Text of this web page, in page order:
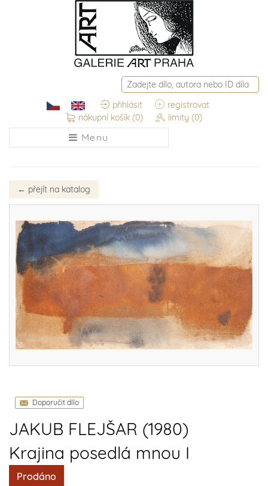
přihlásit
registrovat
nákupní košík (0) limity (0)
Menu
← přejít na katalog
Doporučit dílo
JAKUB FLEJŠAR (1980)
Krajina posedlá mnou I
Prodáno